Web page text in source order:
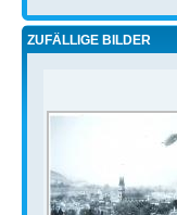
ZUFÄLLIGE BILDER